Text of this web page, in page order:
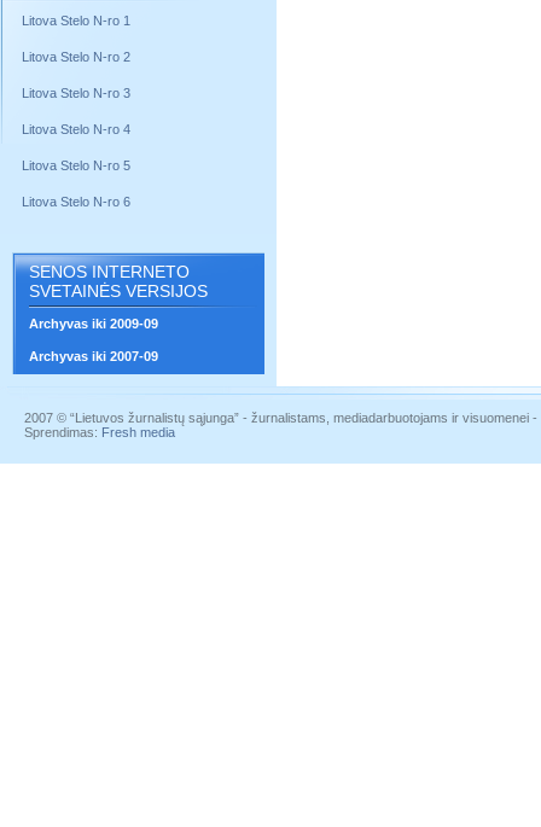
Litova Stelo N-ro 1
Litova Stelo N-ro 2
Litova Stelo N-ro 3
Litova Stelo N-ro 4
Litova Stelo N-ro 5
Litova Stelo N-ro 6
SENOS INTERNETO
SVETAINĖS VERSIJOS
Archyvas iki 2009-09
Archyvas iki 2007-09
2007 © “Lietuvos žurnalistų sąjunga” - žurnalistams, mediadarbuotojams ir visuomenei
Sprendimas: Fresh media